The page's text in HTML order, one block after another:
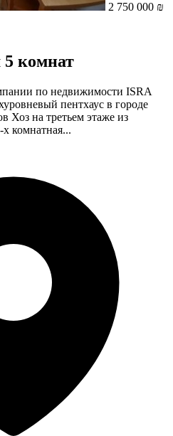
2 750 000 ₪
комнат
по недвижимости ISRA
пентхаус в городе
Хоз на третьем этаже из
комнатная...